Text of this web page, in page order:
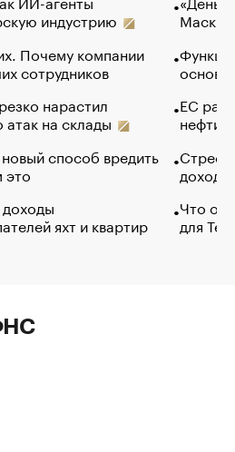
индустрию
Почему компании
сотрудников
нарастил
на склады
способ вредить
это
яхт и квартир
Маск в
основ
ЕС
нефти
Что
для